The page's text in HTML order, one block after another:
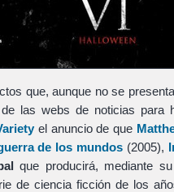
que, aunque no se
las webs de noticias para
el anuncio de que
de los mundos(2005),
que producirá, mediante
de ciencia ficción de los